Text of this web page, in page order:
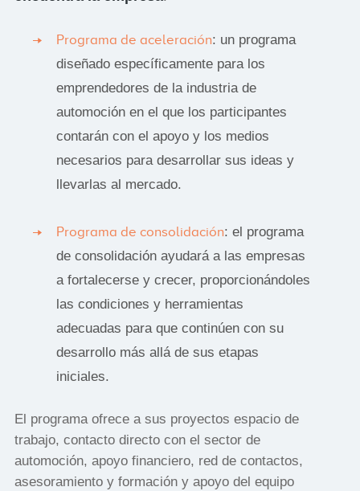
Programa de aceleración: un programa
diseñado específicamente para los
emprendedores de la industria de
automoción en el que los participantes
contarán con el apoyo y los medios
necesarios para desarrollar sus ideas y
llevarlas al mercado.
Programa de consolidación: el programa
de consolidación ayudará a las empresas
a fortalecerse y crecer, proporcionándoles
las condiciones y herramientas
adecuadas para que continúen con su
desarrollo más allá de sus etapas
iniciales.
El programa ofrece a sus proyectos espacio de
trabajo, contacto directo con el sector de
automoción, apoyo financiero, red de contactos,
asesoramiento y formación y apoyo del equipo